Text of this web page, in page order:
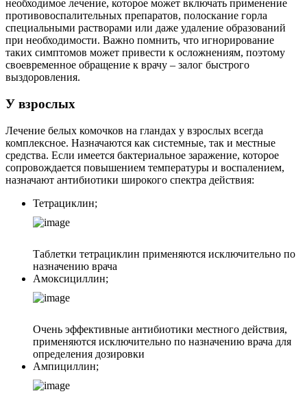
необходимое лечение, которое может включать применение
противовоспалительных препаратов, полоскание горла
специальными растворами или даже удаление образований
при необходимости. Важно помнить, что игнорирование
таких симптомов может привести к осложнениям, поэтому
своевременное обращение к врачу – залог быстрого
выздоровления.
У взрослых
Лечение белых комочков на гландах у взрослых всегда
комплексное. Назначаются как системные, так и местные
средства. Если имеется бактериальное заражение, которое
сопровождается повышением температуры и воспалением,
назначают антибиотики широкого спектра действия:
Тетрациклин;
Таблетки тетрациклин применяются исключительно по
назначению врача
Амоксициллин;
Очень эффективные антибиотики местного действия,
применяются исключительно по назначению врача для
определения дозировки
Ампициллин;